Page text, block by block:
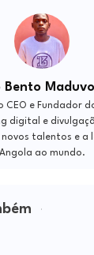
Bento Maduvo
CEO e Fundador
digital e
talentos e a
Angola ao mundo.